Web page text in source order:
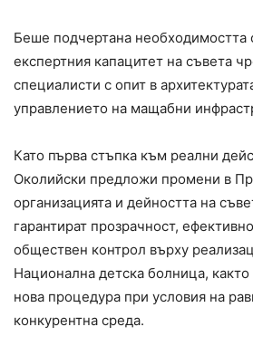
Беше подчертана необходимостта
експертния капацитет на съвета
специалисти с опит в
управлението на мащабни
Като първа стъпка към реални
Околийски предложи промени в
организацията и дейността на
гарантират прозрачност,
обществен контрол върху
Национална детска болница,
нова процедура при условия на
конкурентна среда.